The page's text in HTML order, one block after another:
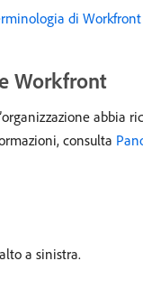
di
Workfront
abbia
consulta
a sinistra.